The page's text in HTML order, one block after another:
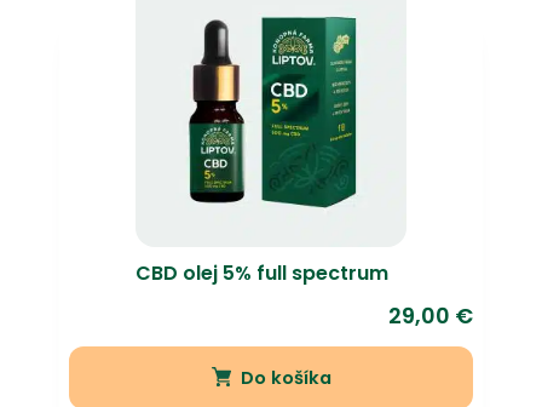
CBD olej 5% full spectrum
29,00 €
Do košíka